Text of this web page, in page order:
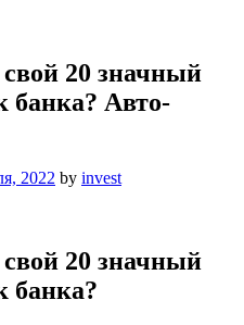
20 значный
Авто-
2022 by invest
20 значный
банка?